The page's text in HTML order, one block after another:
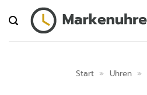
Inhalt
springen
Start » Uhren »